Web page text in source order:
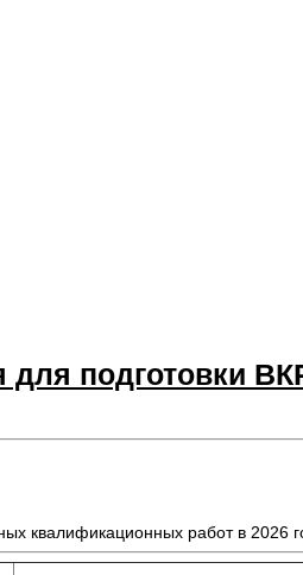
подготовки
квалификационных работ в 2026